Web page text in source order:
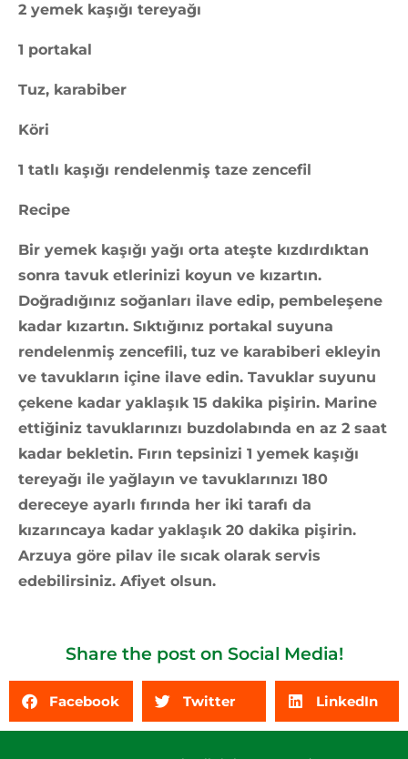
2 yemek kaşığı tereyağı
1 portakal
Tuz, karabiber
Köri
1 tatlı kaşığı rendelenmiş taze zencefil
Recipe
Bir yemek kaşığı yağı orta ateşte kızdırdıktan
sonra tavuk etlerinizi koyun ve kızartın.
Doğradığınız soğanları ilave edip, pembeleşene
kadar kızartın. Sıktığınız portakal suyuna
rendelenmiş zencefili, tuz ve karabiberi ekleyin
ve tavukların içine ilave edin. Tavuklar suyunu
çekene kadar yaklaşık 15 dakika pişirin. Marine
ettiğiniz tavuklarınızı buzdolabında en az 2 saat
kadar bekletin. Fırın tepsinizi 1 yemek kaşığı
tereyağı ile yağlayın ve tavuklarınızı 180
dereceye ayarlı fırında her iki tarafı da
kızarıncaya kadar yaklaşık 20 dakika pişirin.
Arzuya göre pilav ile sıcak olarak servis
edebilirsiniz. Afiyet olsun.
Share the post on Social Media!
Facebook Twitter LinkedIn